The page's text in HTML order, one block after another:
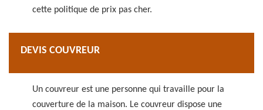
cette politique de prix pas cher.
DEVIS COUVREUR
Un couvreur est une personne qui travaille pour la
couverture de la maison. Le couvreur dispose une